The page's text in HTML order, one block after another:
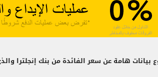
بيانات هامة عن سعر الفائدة من بنك إنجلترا